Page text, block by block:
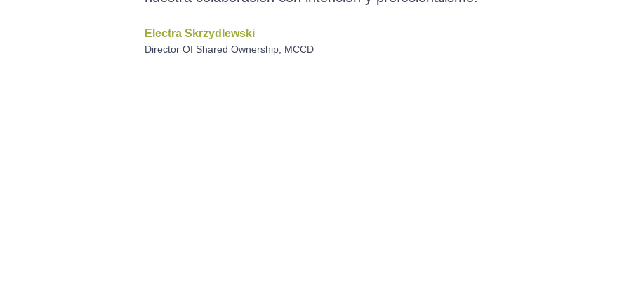
Electra Skrzydlewski
Director Of Shared Ownership, MCCD